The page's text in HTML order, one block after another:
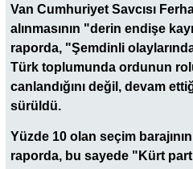
Van Cumhuriyet Savcısı
alınmasının "derin endişe
raporda, "Şemdinli
Türk toplumunda ordunun
canlandığını değil, devam
sürüldü.
Yüzde 10 olan seçim
raporda, bu sayede "Kürt